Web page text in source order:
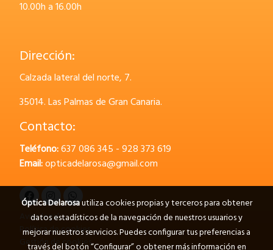
10.00h a 16.00h
Dirección:
Calzada lateral del norte, 7.
35014.Las Palmas de Gran Canaria.
Contacto:
Teléfono:637 086 345 - 928 373 619
Email:opticadelarosa@gmail.com
Aviso legal
Política de cookies
Gestión de cookies
Óptica Delarosautiliza cookies propias y terceros para obtener
datos estadísticos de la navegación de nuestros usuarios y
mejorar nuestros servicios. Puedes configurar tus preferencias a